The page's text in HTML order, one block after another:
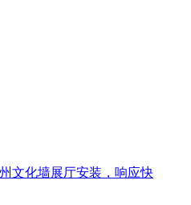
文化墙展厅安装，响应快